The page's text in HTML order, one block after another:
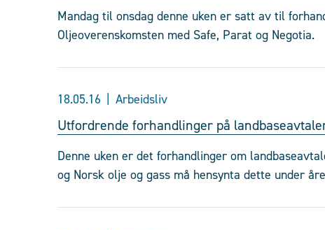
Mandag til onsdag denne uken er satt av til
Oljeoverenskomsten med Safe, Parat og Negotia.
18.05.16 Arbeidsliv
Utfordrende forhandlinger på
Denne uken er det forhandlinger om
og Norsk olje og gass må hensynta dette under